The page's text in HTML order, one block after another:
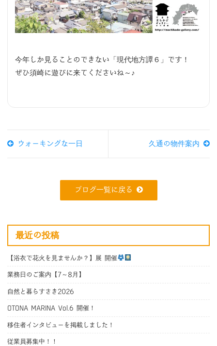
今年しか見ることのできない「現代地方譚６」です！
ぜひ須崎に遊びに来てくださいね～♪
ウォーキングな一日 久通の物件案内
ブログ一覧に戻る
最近の投稿
【浴衣で花火を見ませんか？】展 開催
業務日のご案内【7～8月】
自然と暮らすさき2026
OTONA MARINA Vol.6 開催！
移住者インタビューを掲載しました！
従業員募集中！！